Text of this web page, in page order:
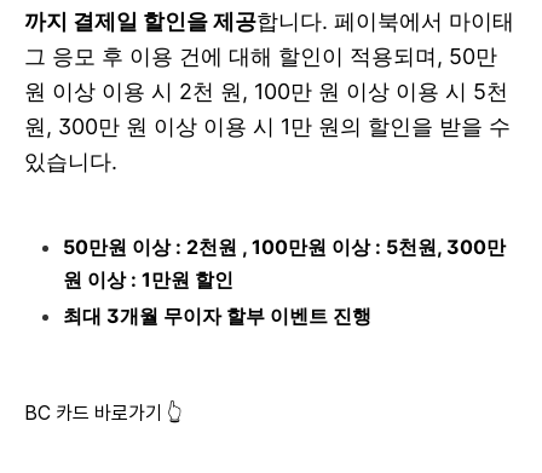
까지 결제일 할인을 제공합니다. 페이북에서 마이태
그 응모 후 이용 건에 대해 할인이 적용되며, 50만
원 이상 이용 시 2천 원, 100만 원 이상 이용 시 5천
원, 300만 원 이상 이용 시 1만 원의 할인을 받을 수
있습니다.
50만원 이상 : 2천원 , 100만원 이상 : 5천원, 300만
원 이상 : 1만원 할인
최대 3개월 무이자 할부 이벤트 진행
BC 카드 바로가기 👆